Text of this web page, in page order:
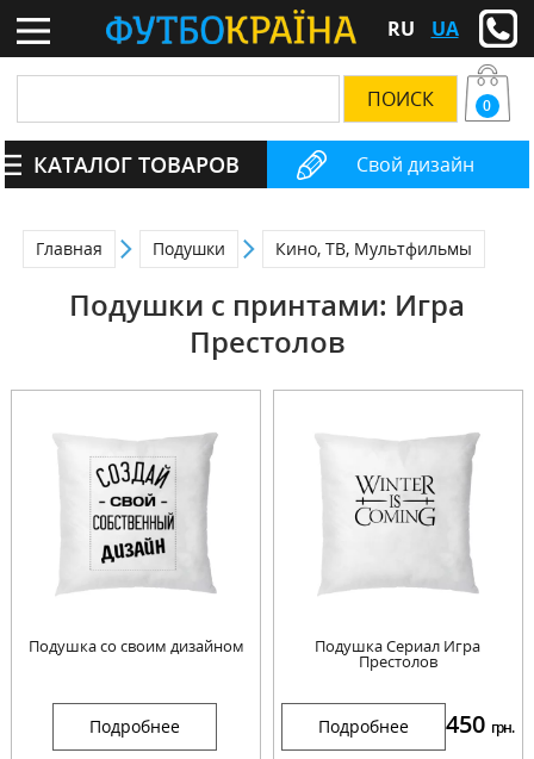
RU UA
Свой дизайн
0
КАТАЛОГ ТОВАРОВ
Главная Подушки Кино, ТВ, Мультфильмы
Подушки с принтами: Игра
Престолов
Подушка со своим дизайном
Подробнее
Подушка Сериал Игра
Престолов
Подробнее 450 грн.